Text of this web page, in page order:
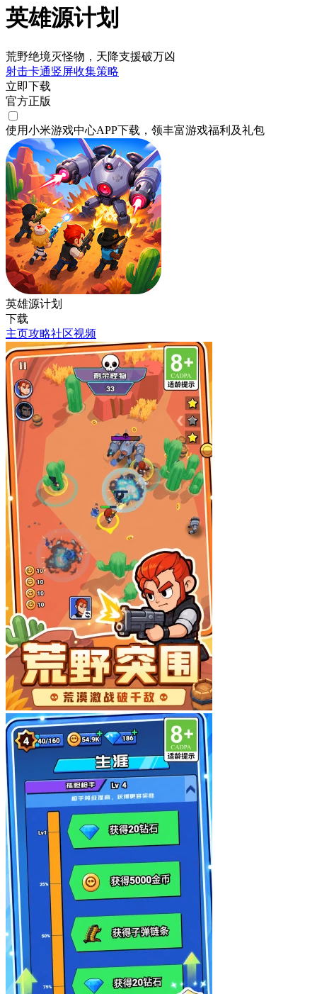
英雄源计划
荒野绝境灭怪物，天降支援破万凶
射击卡通竖屏收集策略
立即下载
官方正版
使用小米游戏中心APP下载 ，领丰富游戏福利 及礼包
英雄源计划
下载
主页攻略社区视频